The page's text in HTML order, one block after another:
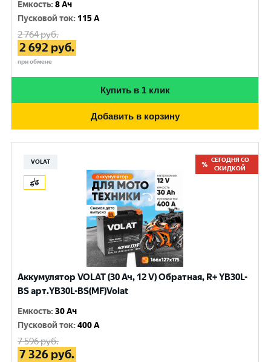
Емкость:8 Ач
Пусковой ток: 115 A
2 764руб.
2 692 руб.
при обмене
Купить в 1 клик
Добавить в корзину
VOLAT
СЕГОДНЯ СО
СКИДКОЙ
Аккумулятор VOLAT (30 Ач, 12 V) Обратная, R+ YB30L-
BS арт.YB30L-BS(MF)Volat
Емкость:30 Ач
Пусковой ток:400 A
7 596руб.
7 326 руб.